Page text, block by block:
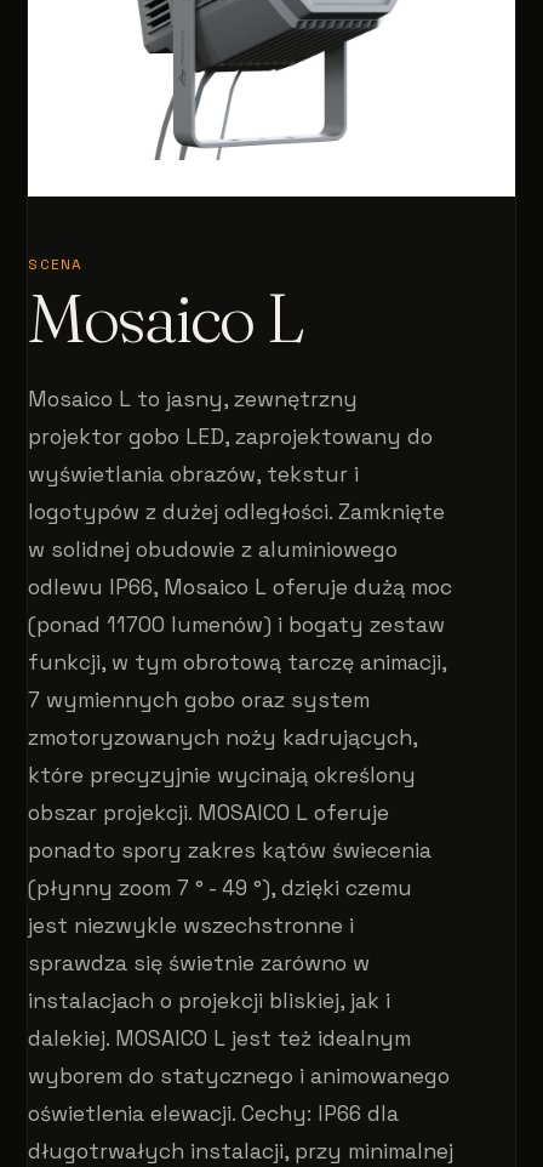
SCENA
Mosaico L
Mosaico L to jasny, zewnętrzny
projektor gobo LED, zaprojektowany do
wyświetlania obrazów, tekstur i
logotypów z dużej odległości. Zamknięte
w solidnej obudowie z aluminiowego
odlewu IP66, Mosaico L oferuje dużą moc
(ponad 11700 lumenów) i bogaty zestaw
funkcji, w tym obrotową tarczę animacji,
7 wymiennych gobo oraz system
zmotoryzowanych noży kadrujących,
które precyzyjnie wycinają określony
obszar projekcji. MOSAICO L oferuje
ponadto spory zakres kątów świecenia
(płynny zoom 7 ° - 49 °), dzięki czemu
jest niezwykle wszechstronne i
sprawdza się świetnie zarówno w
instalacjach o projekcji bliskiej, jak i
dalekiej. MOSAICO L jest też idealnym
wyborem do statycznego i animowanego
oświetlenia elewacji. Cechy: IP66 dla
długotrwałych instalacji, przy minimalnej